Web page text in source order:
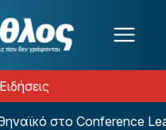
στο Conference